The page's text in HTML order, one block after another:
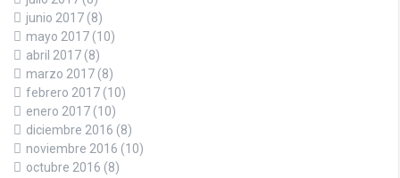
junio 2017 (8)
mayo 2017 (10)
abril 2017 (8)
marzo 2017 (8)
febrero 2017 (10)
enero 2017 (10)
diciembre 2016 (8)
noviembre 2016 (10)
octubre 2016 (8)